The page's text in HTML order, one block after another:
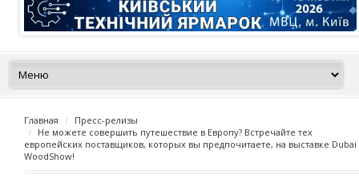
Главная
Пресс-релизы
Не можете совершить путешествие в Европу? Встречайте тех
европейских поставщиков, которых вы предпочитаете, на выставке Dubai
WoodShow!